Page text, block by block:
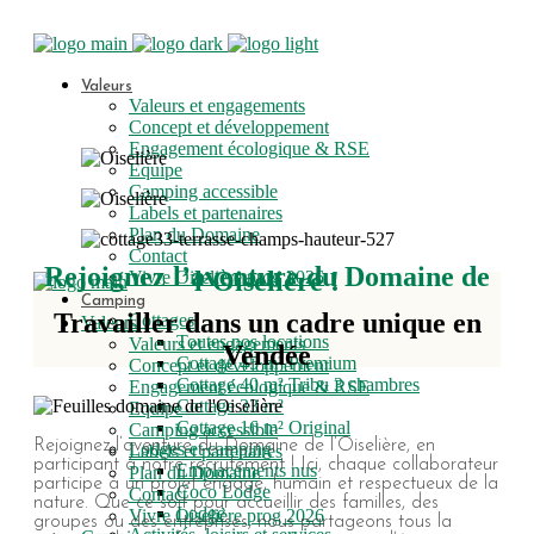
Valeurs
Valeurs et engagements
Concept et développement
Engagement écologique & RSE
Equipe
Camping accessible
Labels et partenaires
Plan du Domaine
Contact
Vivre Oiselière prog 2026
Camping
Cottages
Toutes nos locations
Cottage 45 m² Premium
Cottage 40 m² Tribu 3 chambres
Cottage 33 m²
Cottage 16 m² Original
Lodges et camping
Emplacements nus
Coco Lodge
Lodge
Valeurs
Valeurs et engagements
Concept et développement
Engagement écologique & RSE
Equipe
Camping accessible
Labels et partenaires
Plan du Domaine
Contact
Vivre Oiselière prog 2026
Rejoignez l’aventure du Domaine de
l’Oiselière !
Travailler dans un cadre unique en
Vendée
Rejoignez l’aventure du Domaine de l’Oiselière, en
participant à notre recrutement ! Ici, chaque collaborateur
participe à un projet engagé, humain et respectueux de la
nature. Que ce soit pour accueillir des familles, des
groupes ou des entreprises, nous partageons tous la